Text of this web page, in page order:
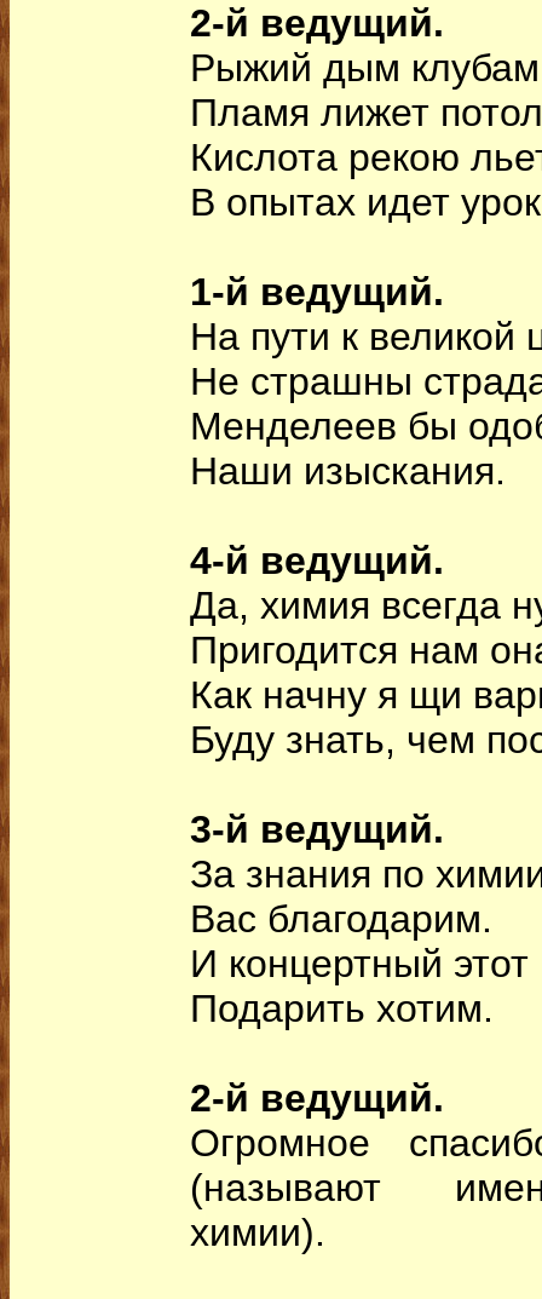
2-й ведущий.
Рыжий дым
Пламя лижет
Кислота рекою
В опытах идет
1-й ведущий.
На пути к великой
Не страшны
Менделеев бы
Наши изыскания.
4-й ведущий.
Да, химия всегда
Пригодится нам
Как начну я щи
Буду знать, чем
3-й ведущий.
За знания по
Вас благодарим.
И концертный
Подарить хотим.
2-й ведущий.
Огромное
(называют
химии).